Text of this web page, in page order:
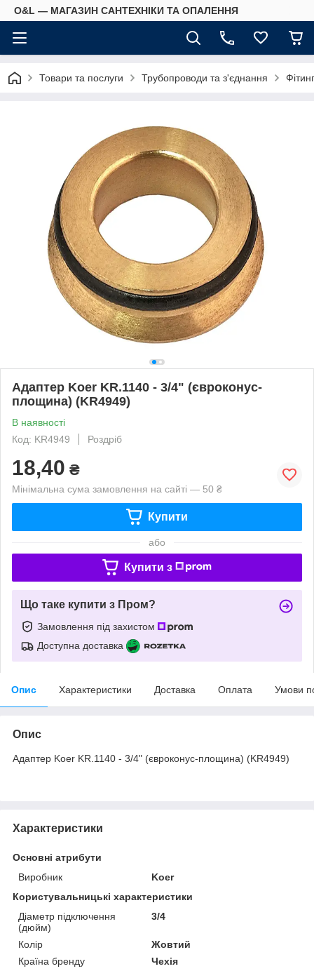
O&L — МАГАЗИН САНТЕХНІКИ ТА ОПАЛЕННЯ
Товари та послуги Трубопроводи та з'єднання
Адаптер Koer KR.1140 - 3/4" (євроконус-
площина) (KR4949)
В наявності
Код: KR4949
Роздріб
18,40 ₴
Мінімальна сума замовлення на сайті — 50 ₴
Купити
або
Купити з
Що таке купити з Пром?
Замовлення під захистом
Доступна доставка
Опис Характеристики Доставка Оплата Умови
Опис
Адаптер Koer KR.1140 - 3/4" (євроконус-площина) (KR4949)
Характеристики
Основні атрибути
Виробник
Koer
Користувальницькі характеристики
Діаметр підключення
(дюйм)
3/4
Колір
Жовтий
Країна бренду
Чехія